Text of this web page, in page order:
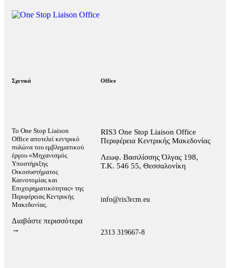
Σχετικά
Το One Stop Liaison
Office αποτελεί κεντρικό
πυλώνα του εμβληματικού
έργου «Μηχανισμός
Υποστήριξης
Οικοσυστήματος
Καινοτομίας και
Επιχειρηματικότητας» της
Περιφέρειας Κεντρικής
Μακεδονίας.
Διαβάστε περισσότερα
→
Office
RIS3 One Stop Liaison Office
Περιφέρεια Κεντρικής Μακεδονίας
Λεωφ. Βασιλίσσης Όλγας 198,
Τ.Κ. 546 55, Θεσσαλονίκη
info@ris3rcm.eu
2313 319667-8